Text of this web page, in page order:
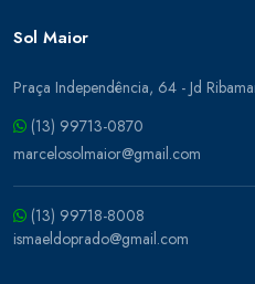
Sol Maior
Praça Independência, 64 - Jd
(13) 99713-0870
marcelosolmaior@gmail.com
(13) 99718-8008
ismaeldoprado@gmail.com